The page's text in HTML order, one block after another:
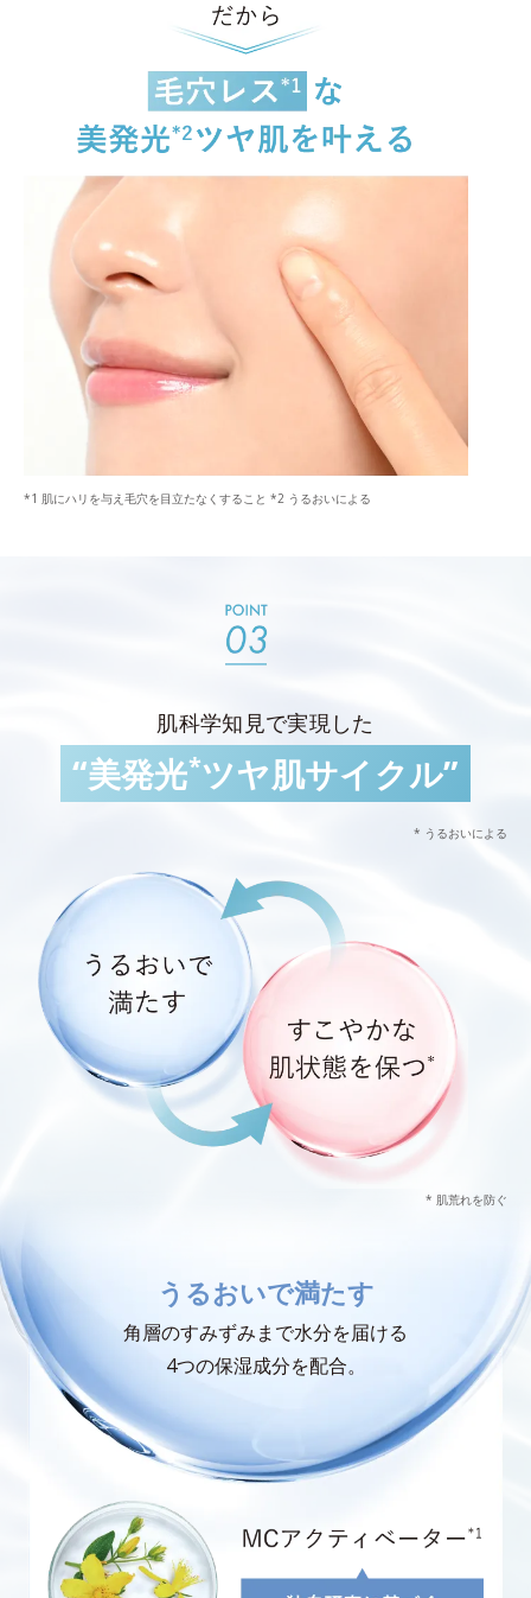
*1 肌にハリを与え毛穴を目立たなくすること *2 うるおいによる
肌科学知見で実現した
“美発光*ツヤ肌サイクル”
* うるおいによる
* 肌荒れを防ぐ
うるおいで満たす
角層のすみずみまで水分を届ける
4つの保湿成分を配合。